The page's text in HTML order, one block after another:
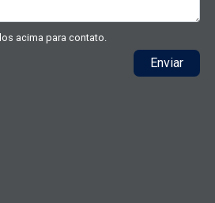
acima para contato.
Enviar